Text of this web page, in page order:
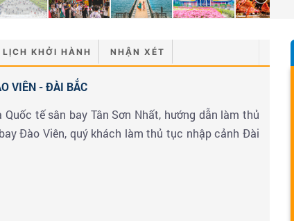
LỊCH KHỞI HÀNH NHẬN XÉT
VIÊN - ĐÀI BẮC
tế sân bay Tân Sơn Nhất, hướng dẫn làm thủ
Đào Viên, quý khách làm thủ tục nhập cảnh Đài